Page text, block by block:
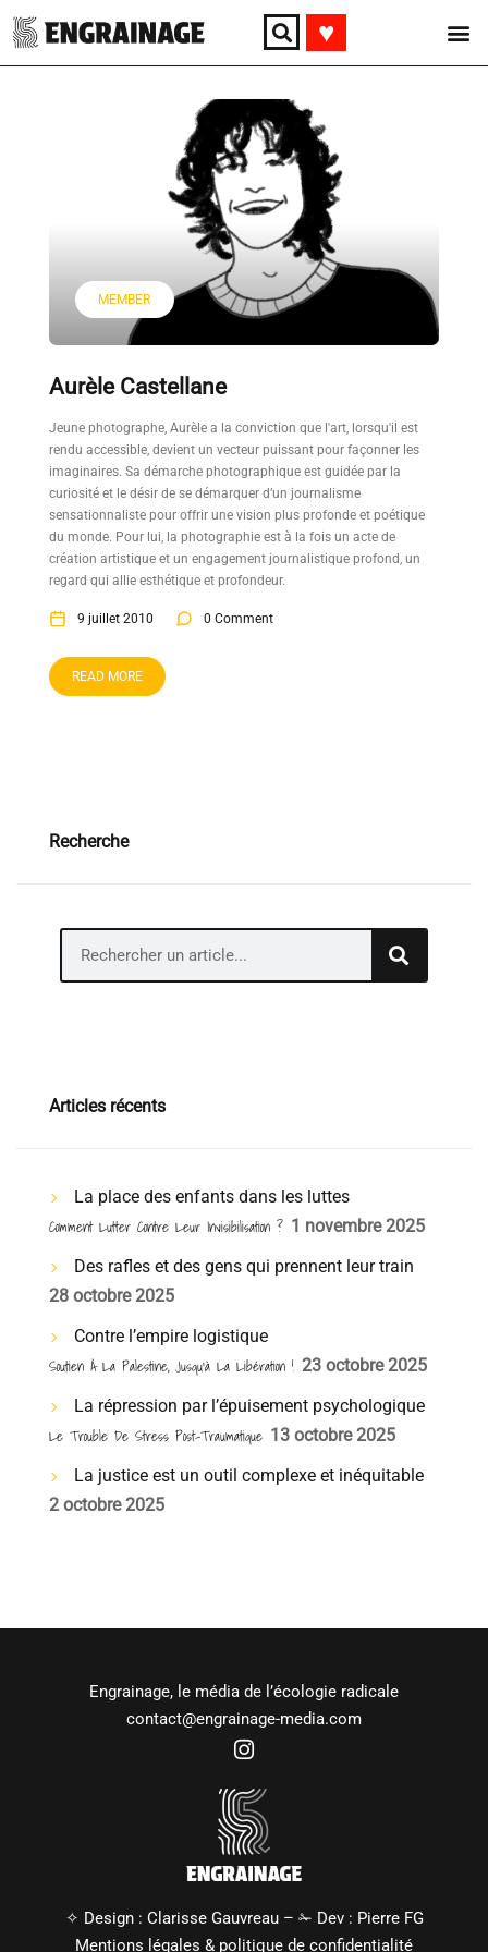
♥︎
MEMBER
Aurèle Castellane
Jeune photographe, Aurèle a la conviction que l'art, lorsqu'il est
rendu accessible, devient un vecteur puissant pour façonner les
imaginaires. Sa démarche photographique est guidée par la
curiosité et le désir de se démarquer d’un journalisme
sensationnaliste pour offrir une vision plus profonde et poétique
du monde. Pour lui, la photographie est à la fois un acte de
création artistique et un engagement journalistique profond, un
regard qui allie esthétique et profondeur.
9 juillet 2010 0 Comment
READ MORE
Recherche
Articles récents
La place des enfants dans les luttes
Comment Lutter Contre Leur Invisibilisation ? 1 novembre 2025
Des rafles et des gens qui prennent leur train
28 octobre 2025
Contre l’empire logistique
Soutien À La Palestine, Jusqu’à La Libération ! 23 octobre 2025
La répression par l’épuisement psychologique
Le Trouble De Stress Post-Traumatique 13 octobre 2025
La justice est un outil complexe et inéquitable
2 octobre 2025
Engrainage, le média de l’écologie radicale
contact@engrainage-media.com
✧ Design : Clarisse Gauvreau– ✁ Dev : Pierre FG
Mentions légales & politique de confidentialité